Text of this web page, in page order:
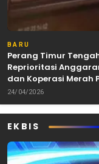
BARU
Perang Timur
Reprioritasi
dan Koperasi Merah
24/04/2026
EKBIS